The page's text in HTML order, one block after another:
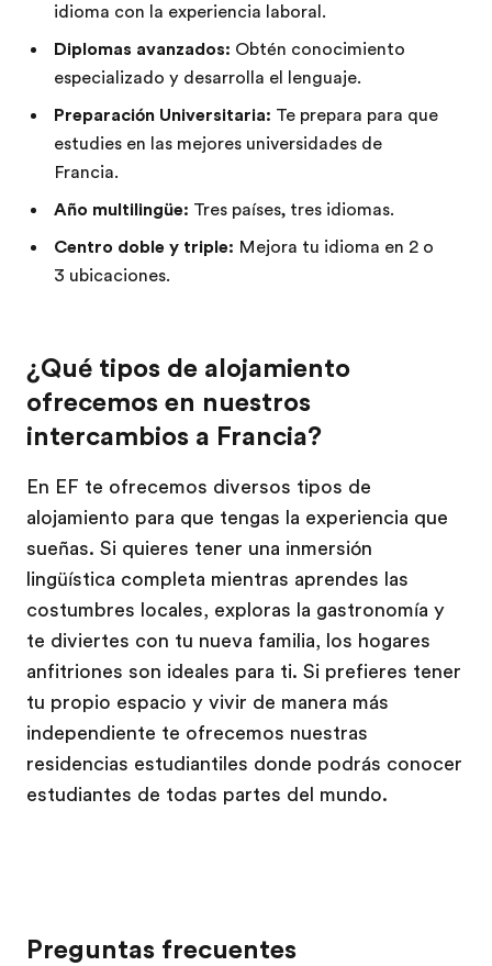
idioma con la experiencia laboral.
Diplomas avanzados: Obtén conocimiento
especializado y desarrolla el lenguaje.
Preparación Universitaria: Te prepara para que
estudies en las mejores universidades de
Francia.
Año multilingüe: Tres países, tres idiomas.
Centro doble y triple: Mejora tu idioma en 2 o
3 ubicaciones.
¿Qué tipos de alojamiento
ofrecemos en nuestros
intercambios a Francia?
En EF te ofrecemos diversos tipos de
alojamiento para que tengas la experiencia que
sueñas. Si quieres tener una inmersión
lingüística completa mientras aprendes las
costumbres locales, exploras la gastronomía y
te diviertes con tu nueva familia, los hogares
anfitriones son ideales para ti. Si prefieres tener
tu propio espacio y vivir de manera más
independiente te ofrecemos nuestras
residencias estudiantiles donde podrás conocer
estudiantes de todas partes del mundo.
Preguntas frecuentes